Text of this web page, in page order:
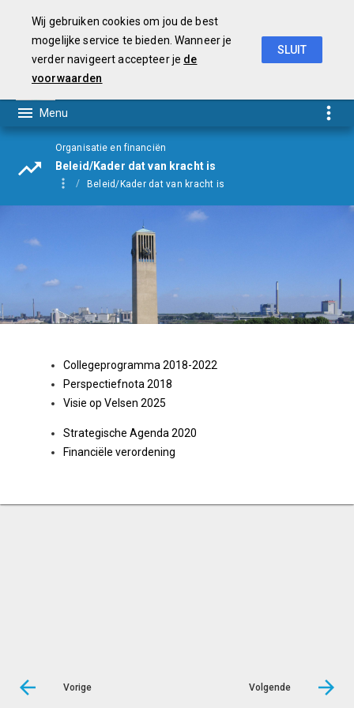
Organisatie en financiën
Beleid/Kader dat van kracht is
Beleid/Kader dat van kracht is
Collegeprogramma 2018-2022
Perspectiefnota 2018
Visie op Velsen 2025
Strategische Agenda 2020
Financiële verordening
Vorige Volgende
Wij gebruiken cookies om jou de best
mogelijke service te bieden. Wanneer je
verder navigeert accepteer je de
voorwaarden
SLUIT